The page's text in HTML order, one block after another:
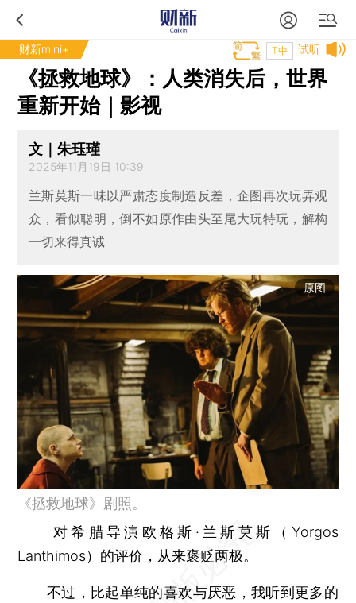
财新mini+ 试听
T中
《拯救地球》：人类消失后，世界
重新开始｜影视
文｜朱珏瑾
2025年11月19日 10:39
兰斯莫斯一味以严肃态度制造反差，企图再次玩弄观
众，看似聪明，倒不如原作由头至尾大玩特玩，解构
一切来得真诚
原图
《拯救地球》剧照。
对希腊导演欧格斯·兰斯莫斯（Yorgos
Lanthimos）的评价，从来褒贬两极。
不过，比起单纯的喜欢与厌恶，我听到更多的